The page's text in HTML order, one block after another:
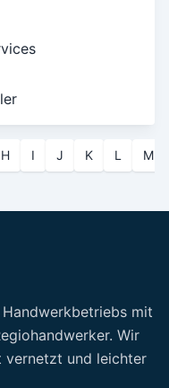
H I J K L M
mit
Wir
vernetzt und leichter